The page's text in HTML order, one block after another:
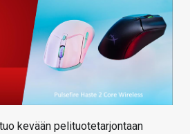
kevään pelituotetarjontaan